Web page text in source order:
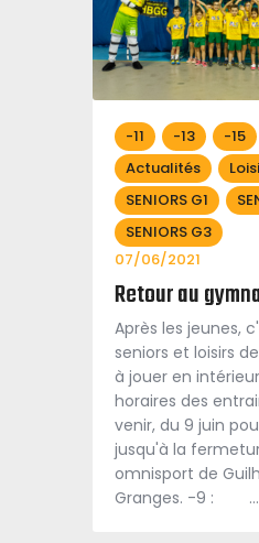
-11 -13 -15
Actualités
SENIORS G1
SENIORS G3
07/06/2021
Retour au
Après les jeunes,
seniors et loisirs
à jouer en
horaires des
venir, du 9 juin
jusqu'à la
omnisport de
Granges. -9 : …